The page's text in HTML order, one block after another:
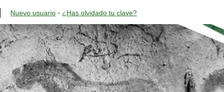
Nuevo usuario - ¿Has olvidado tu clave?